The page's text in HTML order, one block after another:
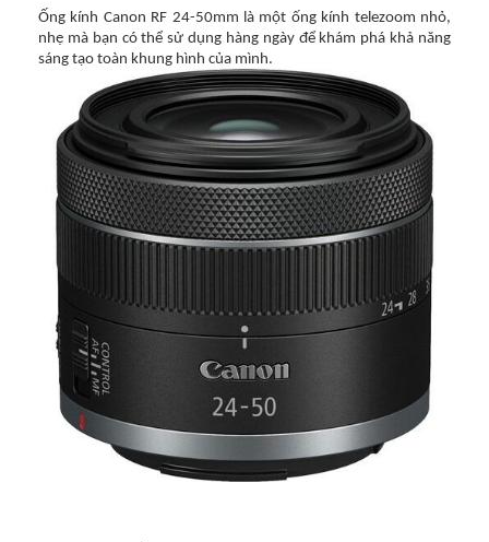
Ống kính Canon RF 24-50mm là một ống kính telezoom nhỏ,
nhẹ mà bạn có thể sử dụng hàng ngày để khám phá khả năng
sáng tạo toàn khung hình của mình.